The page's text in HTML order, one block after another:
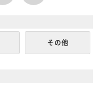
その他